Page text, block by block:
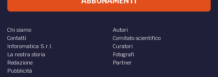
Chi siamo
Contatti
Inforomatica S.r.l.
La nostra storia
Redazione
Pubblicità
Autori
Comitato scientifico
Curatori
Fotografi
Partner